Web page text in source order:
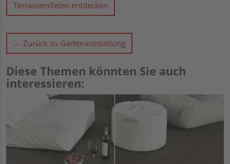
Terrassendielen entdecken
← Zurück zu Gartenausstattung
Diese Themen könnten Sie auch
interessieren: